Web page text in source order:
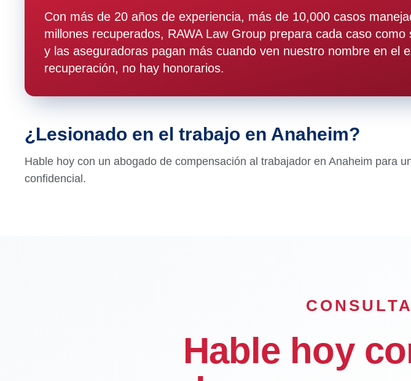
Con más de 20 años de experiencia, más de 10,000 casos
millones recuperados, RAWA Law Group prepara cada caso
y las aseguradoras pagan más cuando ven nuestro nombre en el
recuperación, no hay honorarios.
¿Lesionado en el trabajo en Anaheim?
Hable hoy con un abogado de compensación al trabajador en Anaheim para
confidencial.
Hable hoy